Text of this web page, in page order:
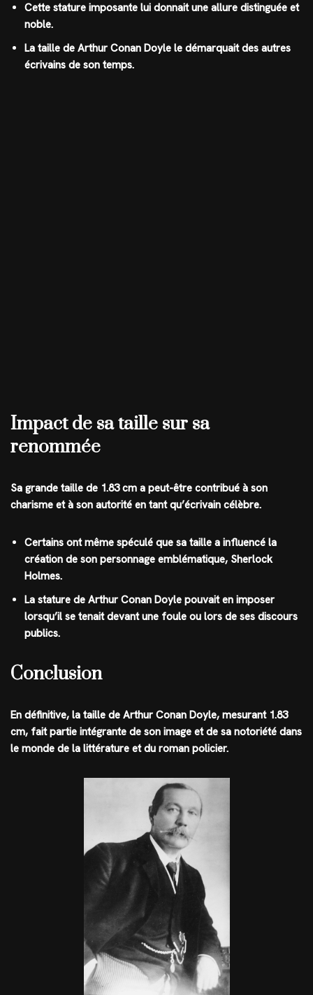
Cette stature imposante lui donnait une allure distinguée et
noble.
La taille de Arthur Conan Doyle le démarquait des autres
écrivains de son temps.
Impact de sa taille sur sa
renommée
Sa grande taille de 1.83 cm a peut-être contribué à son
charisme et à son autorité en tant qu’écrivain célèbre.
Certains ont même spéculé que sa taille a influencé la
création de son personnage emblématique, Sherlock
Holmes.
La stature de Arthur Conan Doyle pouvait en imposer
lorsqu’il se tenait devant une foule ou lors de ses discours
publics.
Conclusion
En définitive, la taille de Arthur Conan Doyle, mesurant 1.83
cm, fait partie intégrante de son image et de sa notoriété dans
le monde de la littérature et du roman policier.